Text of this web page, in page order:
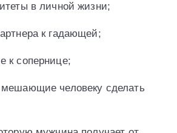
в личной жизни;
к гадающей;
к сопернице;
человеку сделать